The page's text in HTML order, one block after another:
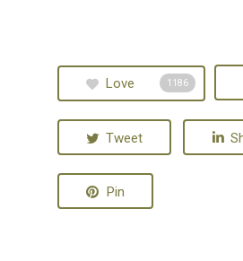
Love 1186
Tweet
Pin